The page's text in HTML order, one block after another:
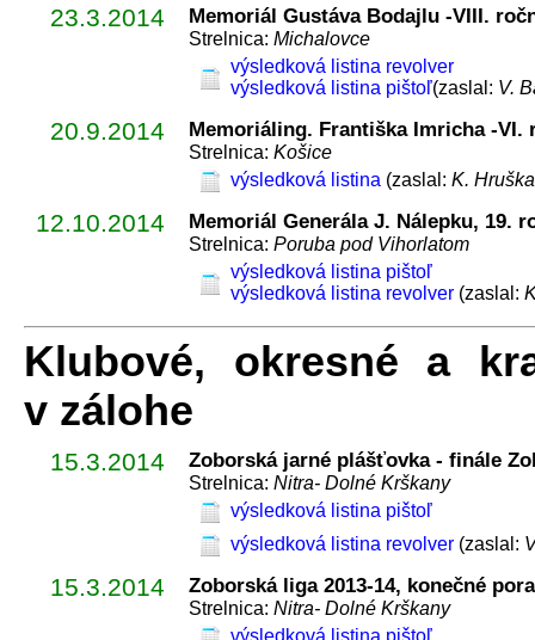
23.3.2014 Memoriál Gustáva Bodajlu -VIII.
Strelnica: Michalovce
výsledková listina revolver
výsledková listina pištoľ(zaslal: V.
20.9.2014 Memoriáling. Františka Imricha -VI.
Strelnica: Košice
výsledková listina (zaslal: K. Hruška
12.10.2014 Memoriál Generála J. Nálepku, 19.
Strelnica: Poruba pod Vihorlatom
výsledková listina pištoľ
výsledková listina revolver (zaslal:
Klubové, okresné a
v zálohe
15.3.2014 Zoborská jarné plášťovka - finále
Strelnica: Nitra- Dolné Krškany
výsledková listina pištoľ
výsledková listina revolver (zaslal:
15.3.2014 Zoborská liga 2013-14, konečné
Strelnica: Nitra- Dolné Krškany
výsledková listina pištoľ